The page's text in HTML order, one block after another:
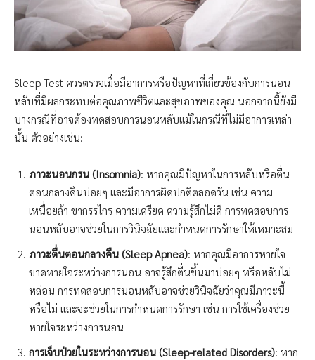
Sleep Test ควรตรวจเมื่อมีอาการหรือปัญหาที่เกี่ยวข้องกับการนอน
หลับที่มีผลกระทบต่อคุณภาพชีวิตและสุขภาพของคุณ นอกจากนี้ยังมี
บางกรณีที่อาจต้องทดสอบการนอนหลับแม้ในกรณีที่ไม่มีอาการเหล่า
นั้น ตัวอย่างเช่น:
ภาวะนอนกรน (Insomnia): หากคุณมีปัญหาในการหลับหรือตื่น
ตอนกลางคืนบ่อยๆ และมีอาการผิดปกติตลอดวัน เช่น ความ
เหนื่อยล้า ขากรรไกร ความเครียด ความรู้สึกไม่ดี การทดสอบการ
นอนหลับอาจช่วยในการวินิจฉัยและกำหนดการรักษาให้เหมาะสม
ภาวะตื่นตอนกลางคืน (Sleep Apnea): หากคุณมีอาการหายใจ
ขาดหายใจระหว่างการนอน อาจรู้สึกตื่นขึ้นมาบ่อยๆ หรือหลับไม่
หล่อน การทดสอบการนอนหลับอาจช่วยวินิจฉัยว่าคุณมีภาวะนี้
หรือไม่ และจะช่วยในการกำหนดการรักษา เช่น การใช้เครื่องช่วย
หายใจระหว่างการนอน
การเจ็บป่วยในระหว่างการนอน (Sleep-related Disorders): หาก